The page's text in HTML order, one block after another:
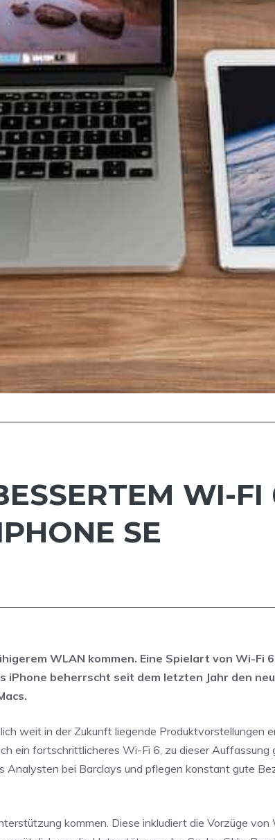
WI-
SE
WLAN kommen. Eine Spielart von Wi-Fi
iPhone beherrscht seit dem letzten Jahr den
weit in der Zukunft liegende Produktvorstellungen
ein fortschrittlicheres Wi-Fi 6, zu dieser Auffassung
Analysten bei Barclays und pflegen konstant gute
kommen. Diese inkludiert die Vorzüge von